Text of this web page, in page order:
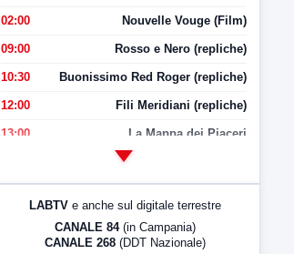
02:00 Nouvelle Vouge (Film)
09:00 Rosso e Nero (repliche)
10:30 Buonissimo Red Roger (repliche)
12:00 Fili Meridiani (repliche)
13:00 La Mappa dei Piaceri
LabNews (Diretta)
LABTV e anche sul digitale terrestre
CANALE 84 (in Campania)
CANALE 268 (DDT Nazionale)